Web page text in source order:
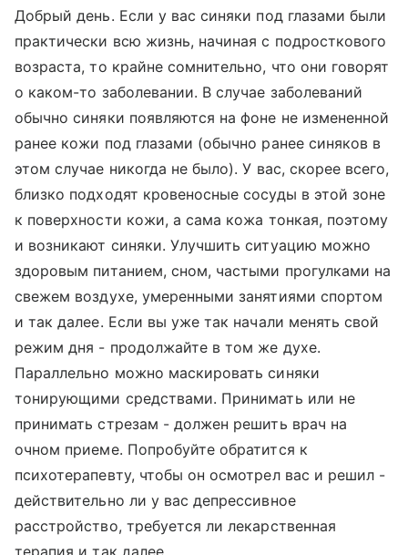
Добрый день. Если у вас синяки под глазами были
практически всю жизнь, начиная с подросткового
возраста, то крайне сомнительно, что они говорят
о каком-то заболевании. В случае заболеваний
обычно синяки появляются на фоне не измененной
ранее кожи под глазами (обычно ранее синяков в
этом случае никогда не было). У вас, скорее всего,
близко подходят кровеносные сосуды в этой зоне
к поверхности кожи, а сама кожа тонкая, поэтому
и возникают синяки. Улучшить ситуацию можно
здоровым питанием, сном, частыми прогулками на
свежем воздухе, умеренными занятиями спортом
и так далее. Если вы уже так начали менять свой
режим дня - продолжайте в том же духе.
Параллельно можно маскировать синяки
тонирующими средствами. Принимать или не
принимать стрезам - должен решить врач на
очном приеме. Попробуйте обратится к
психотерапевту, чтобы он осмотрел вас и решил -
действительно ли у вас депрессивное
расстройство, требуется ли лекарственная
терапия и так далее